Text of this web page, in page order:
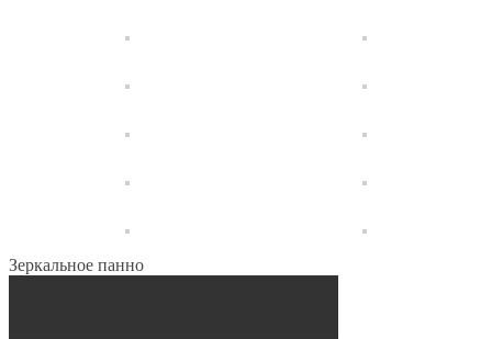
Зеркальное панно